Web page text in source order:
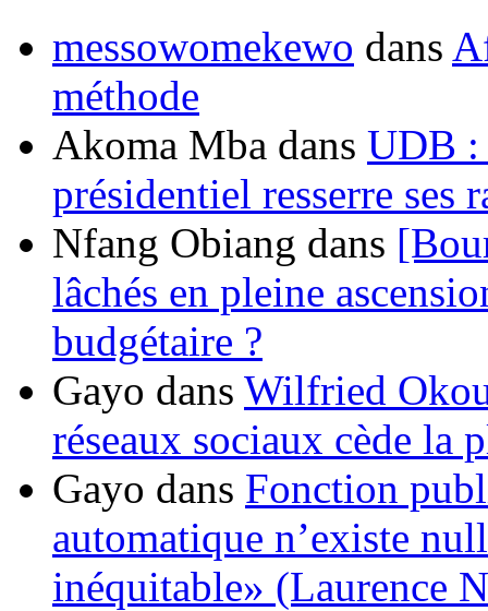
messowomekewo dans
méthode
Akoma Mba dans UDB :
présidentiel resserre ses
Nfang Obiang dans
lâchés en pleine
budgétaire ?
Gayo dans Wilfried
réseaux sociaux cède la
Gayo dans Fonction
automatique n’existe
inéquitable» (Laurence